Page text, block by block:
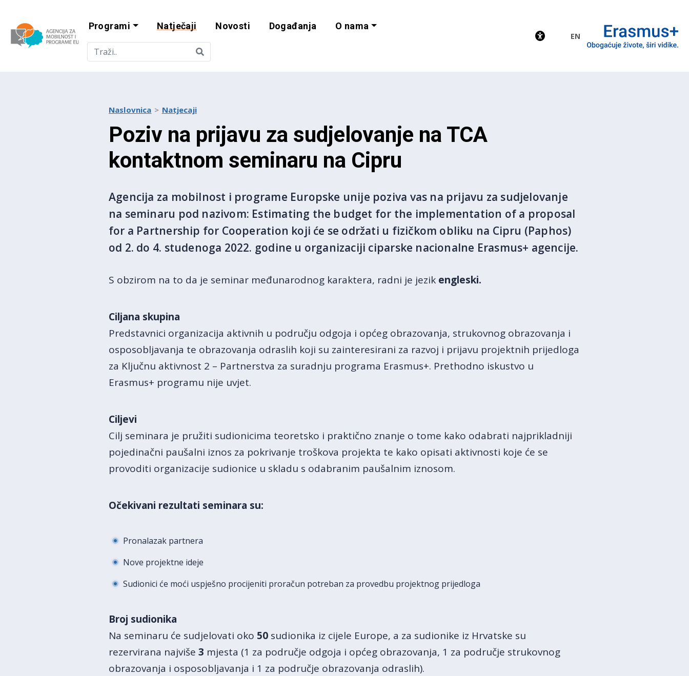
Agencija za mobilnost i programe EU
Programi Natječaji Novosti Događanja O nama
EN
Naslovnica Natjecaji
Poziv na prijavu za sudjelovanje na TCA
kontaktnom seminaru na Cipru
Agencija za mobilnost i programe Europske unije poziva vas na prijavu za sudjelovanje
na seminaru pod nazivom: Estimating the budget for the implementation of a proposal
for a Partnership for Cooperation koji će se održati u fizičkom obliku na Cipru (Paphos)
od 2. do 4. studenoga 2022. godine u organizaciji ciparske nacionalne Erasmus+ agencije.
S obzirom na to da je seminar međunarodnog karaktera, radni je jezik engleski.
Ciljana skupina
Predstavnici organizacija aktivnih u području odgoja i općeg obrazovanja, strukovnog obrazovanja i
osposobljavanja te obrazovanja odraslih koji su zainteresirani za razvoj i prijavu projektnih prijedloga
za Ključnu aktivnost 2 – Partnerstva za suradnju programa Erasmus+. Prethodno iskustvo u
Erasmus+ programu nije uvjet.
Ciljevi
Cilj seminara je pružiti sudionicima teoretsko i praktično znanje o tome kako odabrati najprikladniji
pojedinačni paušalni iznos za pokrivanje troškova projekta te kako opisati aktivnosti koje će se
provoditi organizacije sudionice u skladu s odabranim paušalnim iznosom.
Očekivani rezultati seminara su:
Pronalazak partnera
Nove projektne ideje
Sudionici će moći uspješno procijeniti proračun potreban za provedbu projektnog prijedloga
Broj sudionika
Na seminaru će sudjelovati oko 50 sudionika iz cijele Europe, a za sudionike iz Hrvatske su
rezervirana najviše 3 mjesta (1 za područje odgoja i općeg obrazovanja, 1 za područje strukovnog
obrazovanja i osposobljavanja i 1 za područje obrazovanja odraslih).